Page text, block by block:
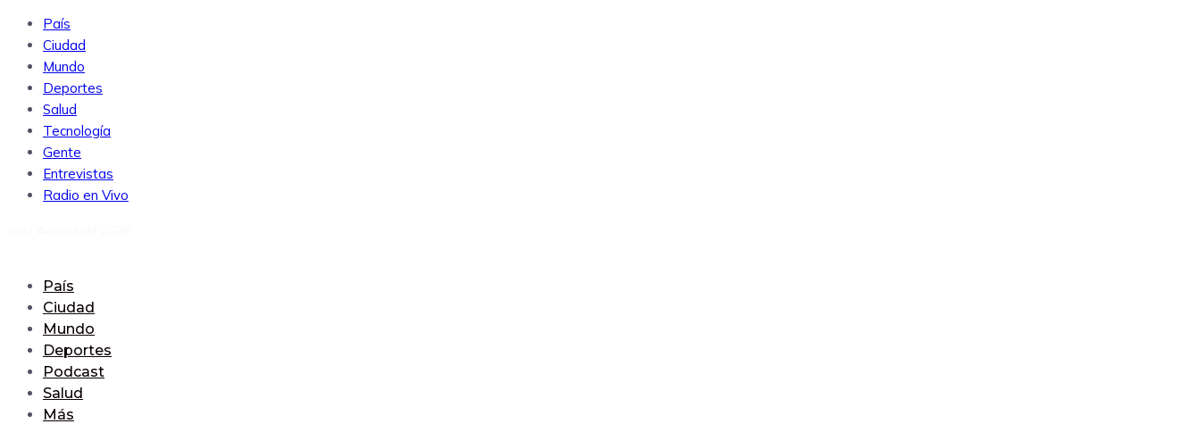
País
Ciudad
Mundo
Deportes
Salud
Tecnología
Gente
Entrevistas
Radio en Vivo
País
Ciudad
Mundo
Deportes
Podcast
Salud
Más